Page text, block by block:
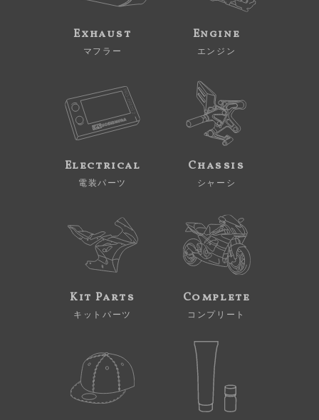
Exhaust
マフラー
Engine
エンジン
Electrical
電装パーツ
Chassis
シャーシ
Kit Parts
キットパーツ
Complete
コンプリート